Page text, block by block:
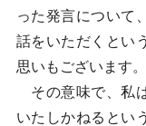
った発言について
話をいただくとい
思いもございます。
その意味で、私
いたしかねるとい